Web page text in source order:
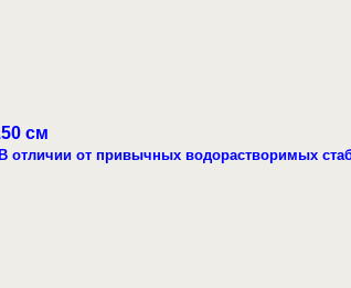
см
от привычных водорастворимых